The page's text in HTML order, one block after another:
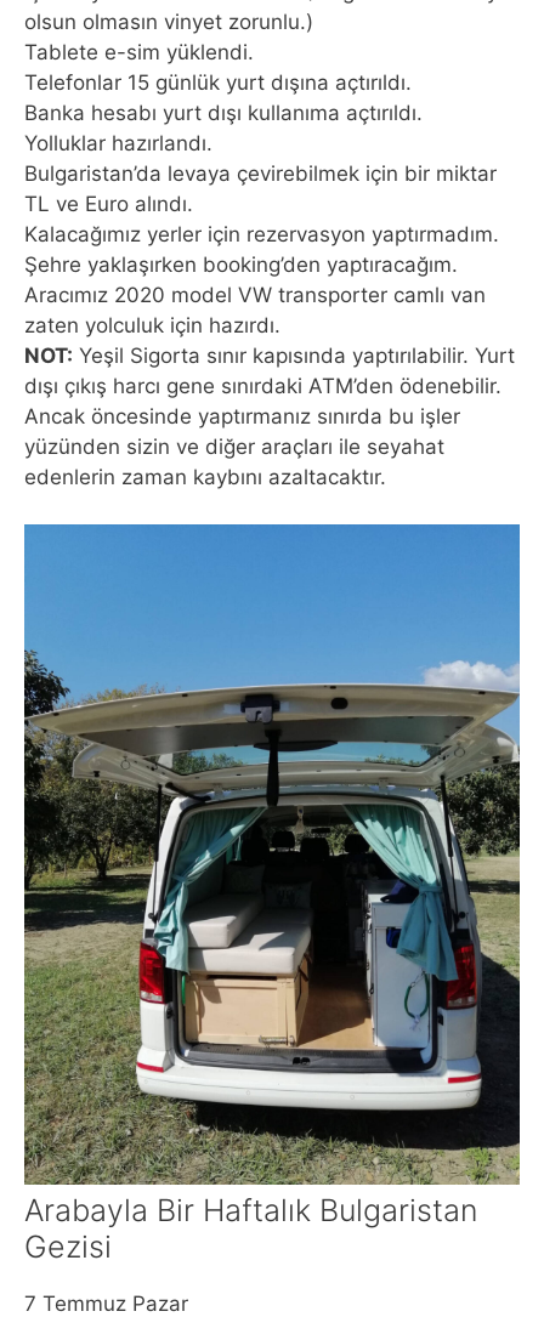
olsun olmasın vinyet zorunlu.)
Tablete e-sim yüklendi.
Telefonlar 15 günlük yurt dışına açtırıldı.
Banka hesabı yurt dışı kullanıma açtırıldı.
Yolluklar hazırlandı.
Bulgaristan’da levaya çevirebilmek için bir miktar
TL ve Euro alındı.
Kalacağımız yerler için rezervasyon yaptırmadım.
Şehre yaklaşırken booking’den yaptıracağım.
Aracımız 2020 model VW transporter camlı van
zaten yolculuk için hazırdı.
NOT: Yeşil Sigorta sınır kapısında yaptırılabilir. Yurt
dışı çıkış harcı gene sınırdaki ATM’den ödenebilir.
Ancak öncesinde yaptırmanız sınırda bu işler
yüzünden sizin ve diğer araçları ile seyahat
edenlerin zaman kaybını azaltacaktır.
Arabayla Bir Haftalık Bulgaristan
Gezisi
7 Temmuz Pazar